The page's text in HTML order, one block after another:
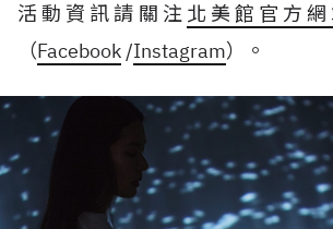
活動資訊請關注 北美館官方網
（Facebook /Instagram）。